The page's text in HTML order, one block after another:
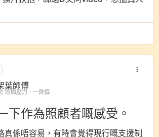
葉師傅
照顧壓力．一齊撐
下作為照顧者嘅感受。
真係唔容易，有時會覺得現行嘅支援制